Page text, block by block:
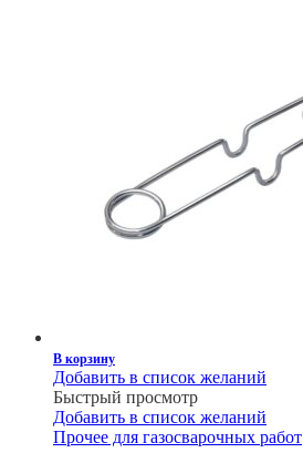
В корзину
Добавить в список желаний
Быстрый просмотр
Добавить в список желаний
Прочее для газосварочных работ